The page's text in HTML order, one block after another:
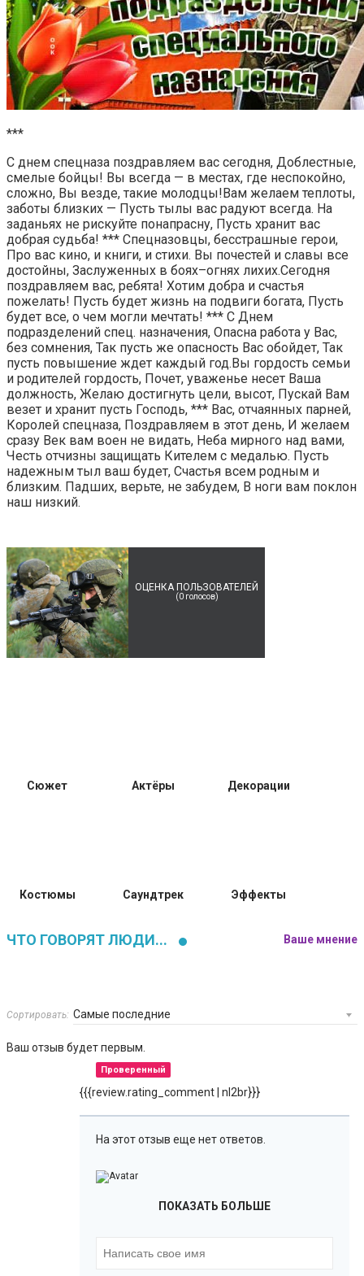
***
С днем спецназа поздравляем вас сегодня, Доблестные,
смелые бойцы! Вы всегда — в местах, где неспокойно,
сложно, Вы везде, такие молодцы!Вам желаем теплоты,
заботы близких — Пусть тылы вас радуют всегда. На
заданьях не рискуйте понапрасну, Пусть хранит вас
добрая судьба! *** Спецназовцы, бесстрашные герои,
Про вас кино, и книги, и стихи. Вы почестей и славы все
достойны, Заслуженных в боях–огнях лихих.Сегодня
поздравляем вас, ребята! Хотим добра и счастья
пожелать! Пусть будет жизнь на подвиги богата, Пусть
будет все, о чем могли мечтать! *** С Днем
подразделений спец. назначения, Опасна работа у Вас,
без сомнения, Так пусть же опасность Вас обойдет, Так
пусть повышение ждет каждый год.Вы гордость семьи
и родителей гордость, Почет, уваженье несет Ваша
должность, Желаю достигнуть цели, высот, Пускай Вам
везет и хранит пусть Господь, *** Вас, отчаянных парней,
Королей спецназа, Поздравляем в этот день, И желаем
сразу Век вам воен не видать, Неба мирного над вами,
Честь отчизны защищать Кителем с медалью. Пусть
надежным тыл ваш будет, Счастья всем родным и
близким. Падших, верьте, не забудем, В ноги вам поклон
наш низкий.
ОЦЕНКА ПОЛЬЗОВАТЕЛЕЙ
(0голосов)
Сюжет Актёры Декорации
Костюмы Саундтрек Эффекты
ЧТО ГОВОРЯТ ЛЮДИ... Ваше мнение
Сортировать:
Ваш отзыв будет первым.
Проверенный
{{{review.rating_comment | nl2br}}}
На этот отзыв еще нет ответов.
ПОКАЗАТЬ БОЛЬШЕ